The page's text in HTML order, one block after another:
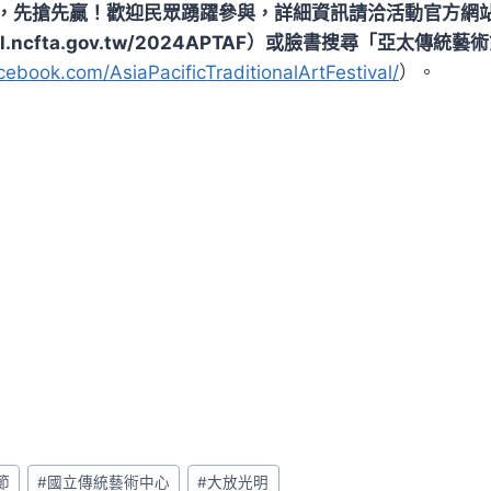
先搶先贏！歡迎民眾踴躍參與，詳細資訊請洽活動官方網
2024APTAF）或臉書搜尋「亞太傳統藝術
AsiaPacificTraditionalArtFestival/）。
#國立傳統藝術中心 #大放光明